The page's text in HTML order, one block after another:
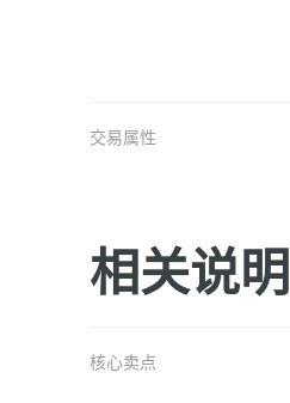
交易属性
相关说明
核心卖点